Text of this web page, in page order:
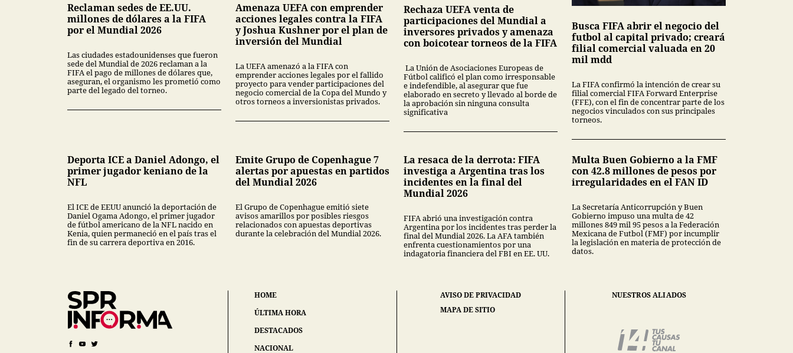
Reclaman sedes de EE.UU.
millones de dólares a la FIFA
por el Mundial 2026
Las ciudades estadounidenses que fueron
sede del Mundial de 2026 reclaman a la
FIFA el pago de millones de dólares que,
aseguran, el organismo les prometió como
parte del legado del torneo.
Amenaza UEFA con emprender
acciones legales contra la FIFA
y Joshua Kushner por el plan de
inversión del Mundial
La UEFA amenazó a la FIFA con
emprender acciones legales por el fallido
proyecto para vender participaciones del
negocio comercial de la Copa del Mundo y
otros torneos a inversionistas privados.
Rechaza UEFA venta de
participaciones del Mundial a
inversores privados y amenaza
con boicotear torneos de la FIFA
La Unión de Asociaciones Europeas de
Fútbol calificó el plan como irresponsable
e indefendible, al asegurar que fue
elaborado en secreto y llevado al borde de
la aprobación sin ninguna consulta
significativa
Busca FIFA abrir el negocio del
futbol al capital privado; creará
filial comercial valuada en 20
mil mdd
La FIFA confirmó la intención de crear su
filial comercial FIFA Forward Enterprise
(FFE), con el fin de concentrar parte de los
negocios vinculados con sus principales
torneos.
Deporta ICE a Daniel Adongo, el
primer jugador keniano de la
NFL
El ICE de EEUU anunció la deportación de
Daniel Ogama Adongo, el primer jugador
de fútbol americano de la NFL nacido en
Kenia, quien permaneció en el país tras el
fin de su carrera deportiva en 2016.
Emite Grupo de Copenhague 7
alertas por apuestas en partidos
del Mundial 2026
El Grupo de Copenhague emitió siete
avisos amarillos por posibles riesgos
relacionados con apuestas deportivas
durante la celebración del Mundial 2026.
La resaca de la derrota: FIFA
investiga a Argentina tras los
incidentes en la final del
Mundial 2026
FIFA abrió una investigación contra
Argentina por los incidentes tras perder la
final del Mundial 2026. La AFA también
enfrenta cuestionamientos por una
indagatoria financiera del FBI en EE. UU.
Multa Buen Gobierno a la FMF
con 42.8 millones de pesos por
irregularidades en el FAN ID
La Secretaría Anticorrupción y Buen
Gobierno impuso una multa de 42
millones 849 mil 95 pesos a la Federación
Mexicana de Futbol (FMF) por incumplir
la legislación en materia de protección de
datos.
HOME
ÚLTIMA HORA
DESTACADOS
NACIONAL
AVISO DE PRIVACIDAD
MAPA DE SITIO
NUESTROS ALIADOS